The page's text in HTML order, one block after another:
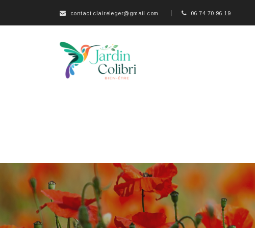
contact.claireleger@gmail.com 06 74 70 96 19